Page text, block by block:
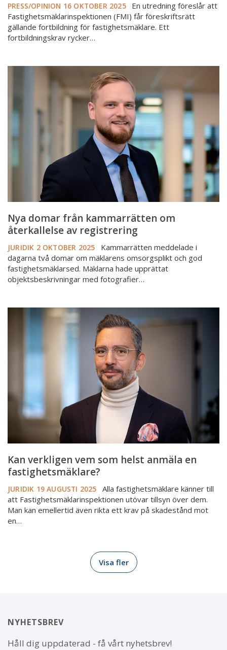
PRESS/OPINION 16 OKTOBER 2025
En utredning föreslår att
Fastighetsmäklarinspektionen (FMI) får föreskriftsrätt
gällande fortbildning för fastighetsmäklare. Ett
fortbildningskrav rycker…
Nya
om
återkallelse
registrering
Nya domar från kammarrätten om
återkallelse av registrering
JURIDIK 2 OKTOBER 2025
Kammarrätten meddelade i
dagarna två domar om mäklarens omsorgsplikt och god
fastighetsmäklarsed. Mäklarna hade upprättat
objektsbeskrivningar med fotografier…
Kan
verkligen
fastighetsmäklare?
Kan verkligen vem som helst anmäla en
fastighetsmäklare?
JURIDIK 19 AUGUSTI 2025
Alla fastighetsmäklare känner till
att Fastighetsmäklarinspektionen utövar tillsyn över dem.
Man kan emellertid även rikta ett krav på skadestånd mot
en…
Visa fler
NYHETSBREV
Håll dig uppdaterad - få vårt nyhetsbrev!